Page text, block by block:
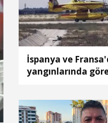
İspanya ve
yangınlarında